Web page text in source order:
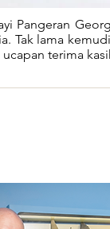
Pangeran
Tak lama
terima